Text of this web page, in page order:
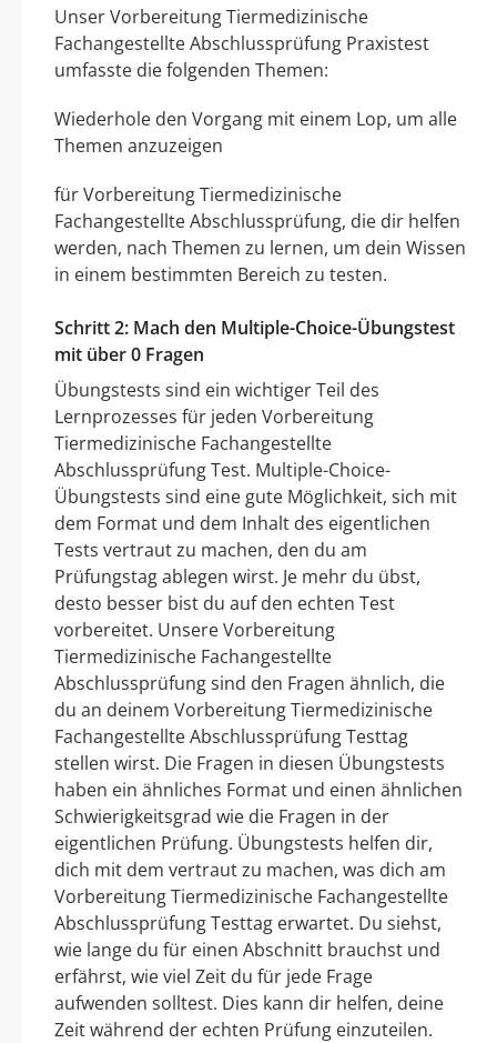
Unser Vorbereitung Tiermedizinische
Fachangestellte Abschlussprüfung Praxistest
umfasste die folgenden Themen:
Wiederhole den Vorgang mit einem Lop, um alle
Themen anzuzeigen
für Vorbereitung Tiermedizinische
Fachangestellte Abschlussprüfung, die dir helfen
werden, nach Themen zu lernen, um dein Wissen
in einem bestimmten Bereich zu testen.
Schritt 2: Mach den Multiple-Choice-Übungstest
mit über 0 Fragen
Übungstests sind ein wichtiger Teil des
Lernprozesses für jeden Vorbereitung
Tiermedizinische Fachangestellte
Abschlussprüfung Test. Multiple-Choice-
Übungstests sind eine gute Möglichkeit, sich mit
dem Format und dem Inhalt des eigentlichen
Tests vertraut zu machen, den du am
Prüfungstag ablegen wirst. Je mehr du übst,
desto besser bist du auf den echten Test
vorbereitet. Unsere Vorbereitung
Tiermedizinische Fachangestellte
Abschlussprüfung sind den Fragen ähnlich, die
du an deinem Vorbereitung Tiermedizinische
Fachangestellte Abschlussprüfung Testtag
stellen wirst. Die Fragen in diesen Übungstests
haben ein ähnliches Format und einen ähnlichen
Schwierigkeitsgrad wie die Fragen in der
eigentlichen Prüfung. Übungstests helfen dir,
dich mit dem vertraut zu machen, was dich am
Vorbereitung Tiermedizinische Fachangestellte
Abschlussprüfung Testtag erwartet. Du siehst,
wie lange du für einen Abschnitt brauchst und
erfährst, wie viel Zeit du für jede Frage
aufwenden solltest. Dies kann dir helfen, deine
Zeit während der echten Prüfung einzuteilen.